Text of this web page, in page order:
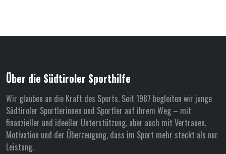
Über die Südtiroler Sporthilfe
Wir glauben an die Kraft des Sports. Seit 1987 begleiten wir junge
Südtiroler Sportlerinnen und Sportler auf ihrem Weg – mit
finanzieller und ideeller Unterstützung, aber auch mit Vertrauen,
Motivation und der Überzeugung, dass im Sport mehr steckt als nur
Leistung.